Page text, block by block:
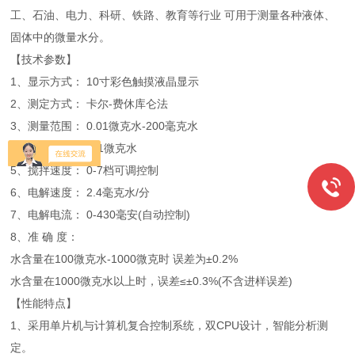
工、石油、电力、科研、铁路、教育等行业 可用于测量各种液体、
固体中的微量水分。
【技术参数】
1、显示方式： 10寸彩色触摸液晶显示
2、测定方式： 卡尔-费休库仑法
3、测量范围： 0.01微克水-200毫克水
4、分 辨 率： 0.01微克水
5、搅拌速度： 0-7档可调控制
6、电解速度： 2.4毫克水/分
7、电解电流： 0-430毫安(自动控制)
8、准 确 度：
水含量在100微克水-1000微克时 误差为±0.2%
水含量在1000微克水以上时，误差≤±0.3%(不含进样误差)
【性能特点】
1、采用单片机与计算机复合控制系统，双CPU设计，智能分析测
定。